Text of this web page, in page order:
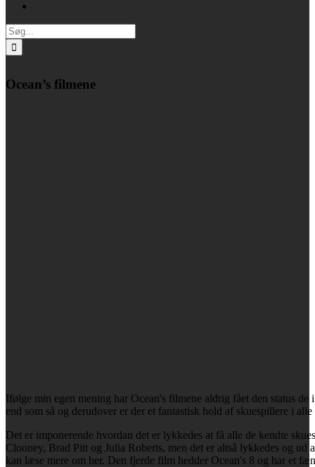
Søg
efter:
Ocean’s filmene
Ifølge min egen mening har Ocean's filmene aldrig fået den status
end som så og derudover er der et fantastisk hold af skuespillere i
Det er imponerende hvordan det er lykkedes at få alle de kendte
Clooney, Brad Pitt og Julia Roberts, men det er altså lykkedes og ud
kan læse mere om her. Den fjerde film hedder Ocean's 8 og har et